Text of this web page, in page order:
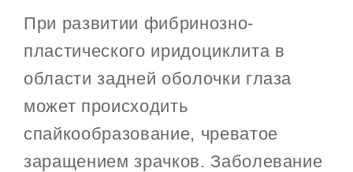
При развитии фибринозно-
пластического иридоциклита в
области задней оболочки глаза
может происходить
спайкообразование, чреватое
заращением зрачков. Заболевание